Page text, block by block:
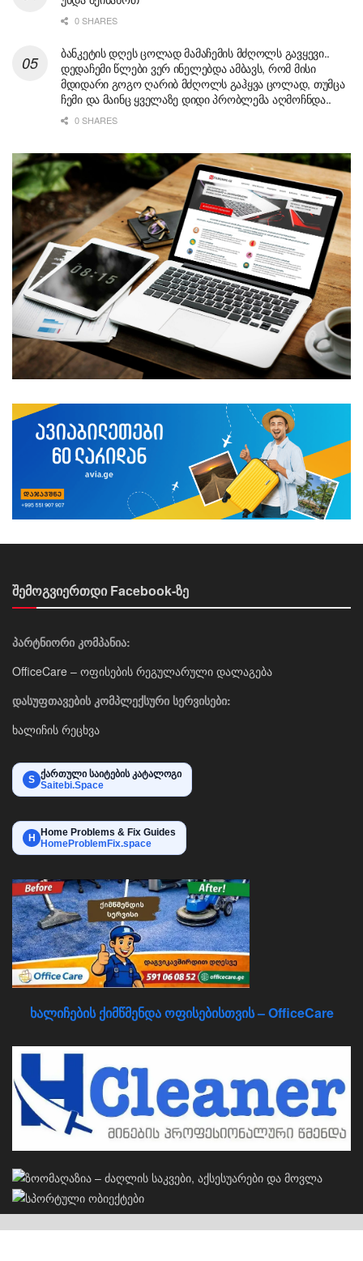
0 SHARES
ბანკეტის დღეს ცოლად მამაჩემის მძღოლს გავყევი..
დედაჩემი წლები ვერ ინელებდა ამბავს, რომ მისი
მდიდარი გოგო ღარიბ მძღოლს გაჰყვა ცოლად, თუმცა
ჩემი და მაინც ყველაზე დიდი პრობლემა აღმოჩნდა..
0 SHARES
შემოგვიერთდი Facebook-ზე
პარტნიორი კომპანია:
OfficeCare – ოფისების რეგულარული დალაგება
დასუფთავების კომპლექსური სერვისები:
ხალიჩის რეცხვა
S ქართული საიტების კატალოგი
Saitebi.Space
H
Home Problems & Fix Guides
HomeProblemFix.space
ხალიჩების ქიმწმენდა ოფისებისთვის – OfficeCare